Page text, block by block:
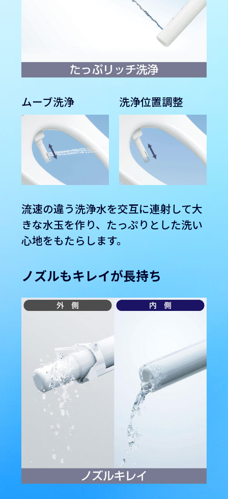
ムーブ洗浄 洗浄位置調整
流速の違う洗浄水を交互に連射して大
きな水玉を作り、たっぷりとした洗い
心地をもたらします。
ノズルもキレイが長持ち